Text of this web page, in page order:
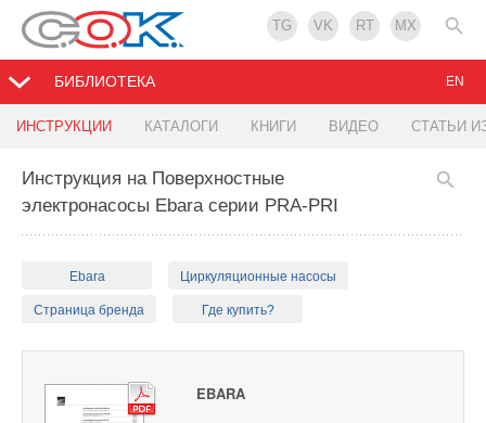
TG VK RT MX
БИБЛИОТЕКА
ИНСТРУКЦИИ КАТАЛОГИ КНИГИ ВИДЕО СТАТЬИ
EN
Инструкция на Поверхностные
электронасосы Ebara серии PRA-PRI
Ebara Циркуляционные насосы
Страница бренда Где купить?
EBARA